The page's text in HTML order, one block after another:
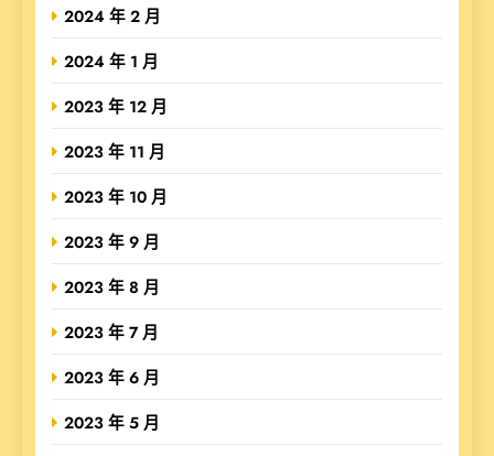
2024 年 2 月
2024 年 1 月
2023 年 12 月
2023 年 11 月
2023 年 10 月
2023 年 9 月
2023 年 8 月
2023 年 7 月
2023 年 6 月
2023 年 5 月